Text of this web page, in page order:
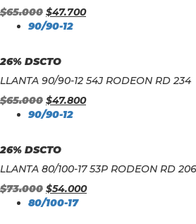
$65.000 $47.700
90/90-12
26% DSCTO
LLANTA 90/90-12 54J RODEON RD 234
$65.000 $47.800
90/90-12
26% DSCTO
LLANTA 80/100-17 53P RODEON RD 206
$73.000 $54.000
80/100-17